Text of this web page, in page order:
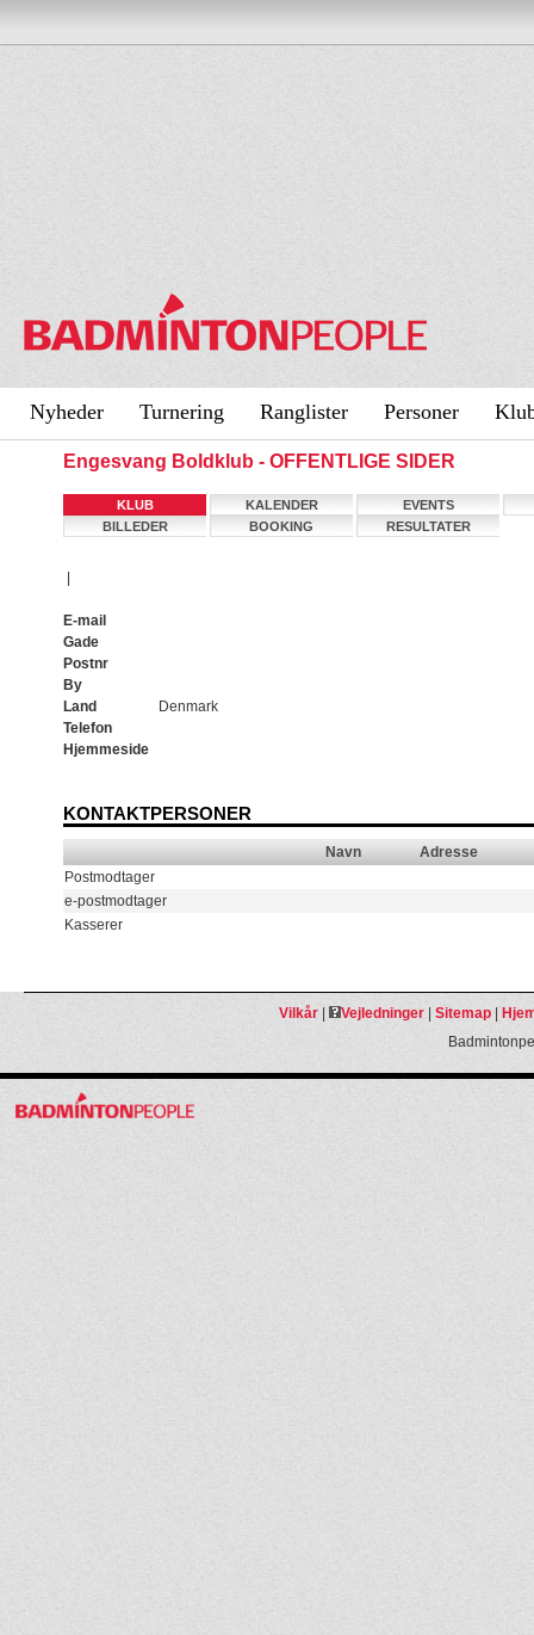
Nyheder Turnering Ranglister Personer
Engesvang Boldklub - OFFENTLIGE SIDER
KLUB KALENDER
EVENTS
BILLEDER
BOOKING RESULTATER
E-mail
Gade
Postnr
By
Land
Denmark
Telefon
Hjemmeside
KONTAKTPERSONER
Navn
Adresse
Postmodtager
e-postmodtager
Kasserer
Vilkår| Vejledninger| Sitemap|